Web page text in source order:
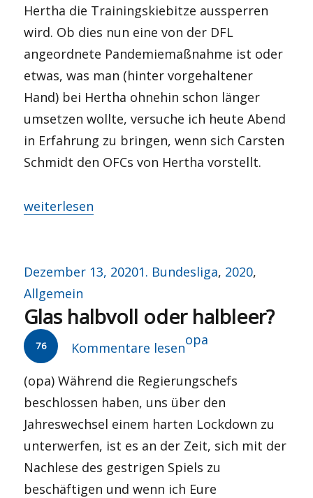
Hertha die Trainingskiebitze aussperren
wird. Ob dies nun eine von der DFL
angeordnete Pandemiemaßnahme ist oder
etwas, was man (hinter vorgehaltener
Hand) bei Hertha ohnehin schon länger
umsetzen wollte, versuche ich heute Abend
in Erfahrung zu bringen, wenn sich Carsten
Schmidt den OFCs von Hertha vorstellt.
„Geschlossene Gesellschaft“
weiterlesen
Veröffentlicht
am
Dezember 13, 2020Kategorien
1. Bundesliga, 2020,
Allgemein
Glas halbvoll oder halbleer?
76 Kommentare lesen
Autor
opa
(opa) Während die Regierungschefs
beschlossen haben, uns über den
Jahreswechsel einem harten Lockdown zu
unterwerfen, ist es an der Zeit, sich mit der
Nachlese des gestrigen Spiels zu
beschäftigen und wenn ich Eure